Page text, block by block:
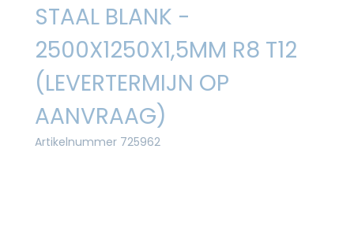
STAAL BLANK -
2500X1250X1,5MM R8 T12
(LEVERTERMIJN OP
AANVRAAG)
Artikelnummer 725962